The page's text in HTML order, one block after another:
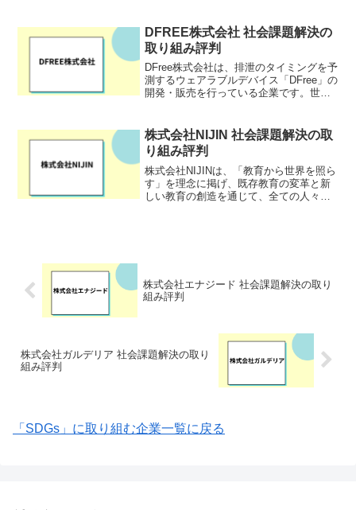
継続支援B型事業所「ワークランドらく
ま」や、障がい者福祉施...
DFREE株式会社 社会課題解決の
取り組み評判
DFree株式会社は、排泄のタイミングを予
測するウェアラブルデバイス「DFree」の
開発・販売を行っている企業です。世界
者向けのサービスに大きな変革を目指し
ています。H...
​株式会社NIJIN 社会課題解決の取
り組み評判
株式会社NIJINは、「教育から世界を照ら
す」を理念に掲げ、既存教育の変革と新
しい教育の創造を通じて、全ての人々が
株式会社エナジード 社会課題解決の取り
組み評判
株式会社ガルデリア 社会課題解決の取り
組み評判
「SDGs」に取り組む企業一覧に戻る